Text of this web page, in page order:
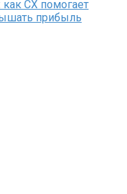
CX помогает
прибыль